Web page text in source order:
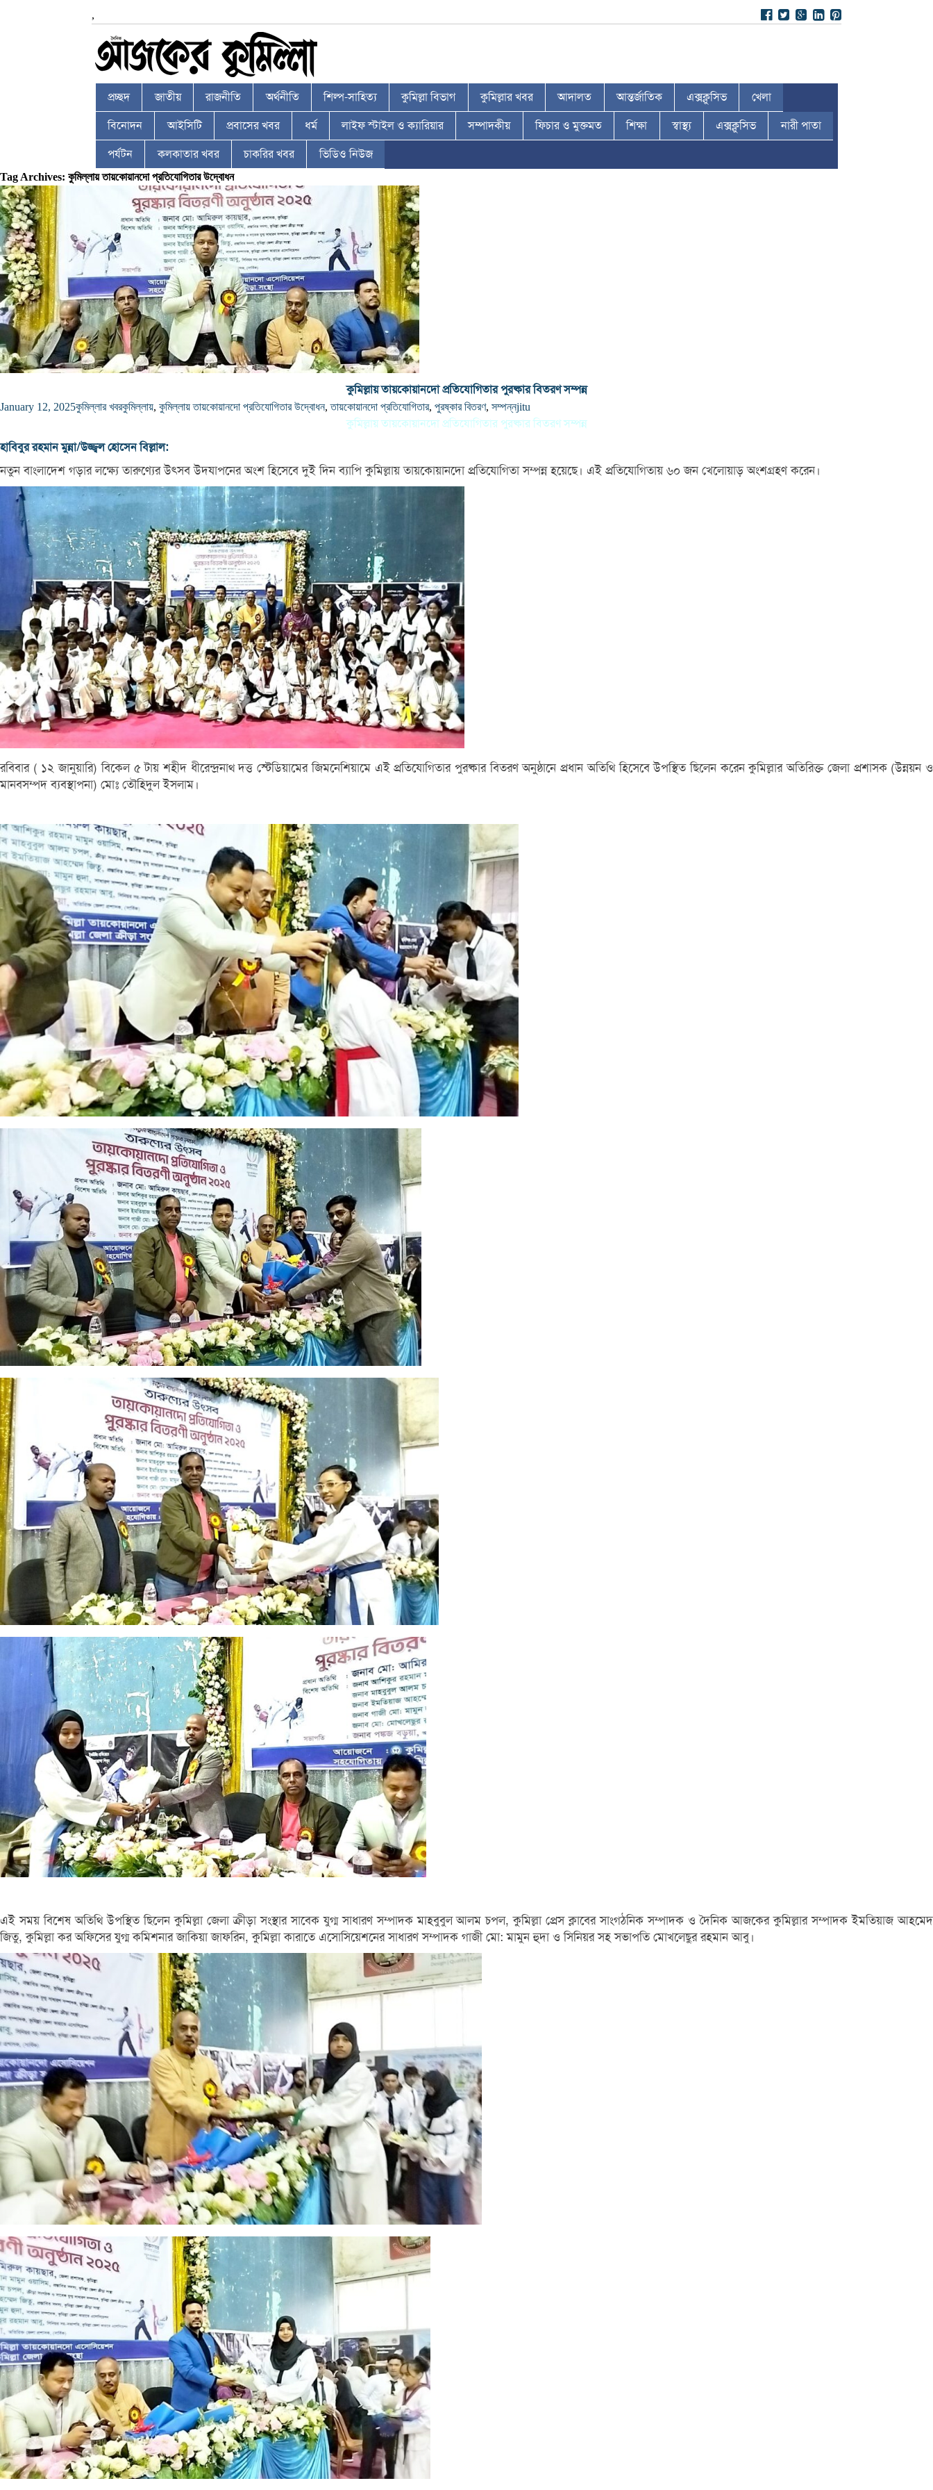
,
প্রচ্ছদ জাতীয় রাজনীতি অর্থনীতি শিল্প-সাহিত্য কুমিল্লা বিভাগ কুমিল্লার খবর আদালত আন্তর্জাতিক এক্সক্লুসিভ খেলা
বিনোদন আইসিটি প্রবাসের খবর ধর্ম লাইফ স্টাইল ও ক্যারিয়ার সম্পাদকীয় ফিচার ও মুক্তমত শিক্ষা স্বাস্থ্য এক্সক্লুসিভ নারী পাতা
পর্যটন কলকাতার খবর চাকরির খবর ভিডিও নিউজ
Tag Archives: কুমিল্লায় তায়কোয়ানদো প্রতিযোগিতার উদ্বোধন
কুমিল্লায় তায়কোয়ানদো প্রতিযোগিতার পুরষ্কার বিতরণ সম্পন্ন
January 12, 2025কুমিল্লার খবরকুমিল্লায়, কুমিল্লায় তায়কোয়ানদো প্রতিযোগিতার উদ্বোধন,তায়কোয়ানদো প্রতিযোগিতার, পুরষ্কার বিতরণ, সম্পন্নjitu
কুমিল্লায় তায়কোয়ানদো প্রতিযোগিতার পুরষ্কার বিতরণ সম্পন্ন
হাবিবুর রহমান মুন্না/উজ্জ্বল হোসেন বিল্লাল:
নতুন বাংলাদেশ গড়ার লক্ষ্যে তারুণ্যের উৎসব উদযাপনের অংশ হিসেবে দুই দিন ব্যাপি কুমিল্লায় তায়কোয়ানদো প্রতিযোগিতা সম্পন্ন হয়েছে। এই প্রতিযোগিতায় ৬০ জন খেলোয়াড় অংশগ্রহণ করেন।
রবিবার ( ১২ জানুয়ারি) বিকেল ৫ টায় শহীদ ধীরেন্দ্রনাথ দত্ত স্টেডিয়ামের জিমনেশিয়ামে এই প্রতিযোগিতার পুরষ্কার বিতরণ অনুষ্ঠানে প্রধান অতিথি হিসেবে উপস্থিত ছিলেন করেন কুমিল্লার অতিরিক্ত জেলা প্রশাসক (উন্নয়ন ও
মানবসম্পদ ব্যবস্থাপনা) মোঃ তৌহিদুল ইসলাম।
এই সময় বিশেষ অতিথি উপস্থিত ছিলেন কুমিল্লা জেলা ক্রীড়া সংস্থার সাবেক যুগ্ম সাধারণ সম্পাদক মাহবুবুল আলম চপল, কুমিল্লা প্রেস ক্লাবের সাংগঠনিক সম্পাদক ও দৈনিক আজকের কুমিল্লার সম্পাদক ইমতিয়াজ আহমেদ
জিতু, কুমিল্লা কর অফিসের যুগ্ম কমিশনার জাকিয়া জাফরিন, কুমিল্লা কারাতে এসোসিয়েশনের সাধারণ সম্পাদক গাজী মো: মামুন হুদা ও সিনিয়র সহ সভাপতি মোখলেছুর রহমান আবু।